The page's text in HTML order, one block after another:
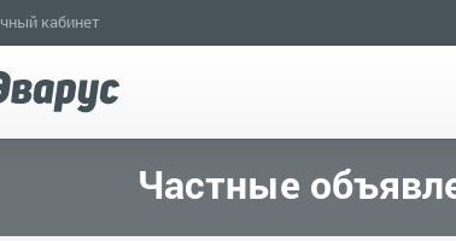
кабинет
Частные